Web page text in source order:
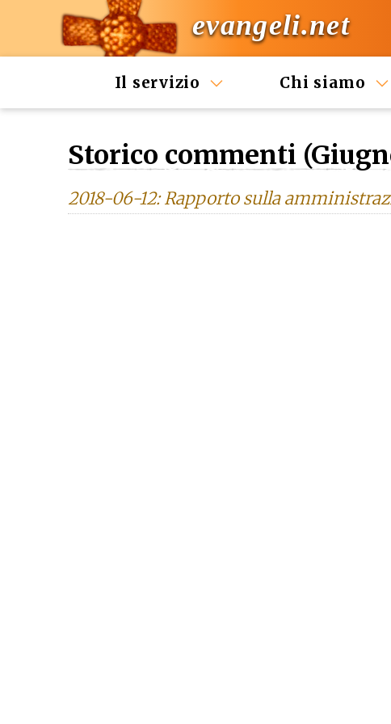
evangeli.net
Il servizio Chi siamo
Storico commenti
2018-06-12: Rapporto sulla